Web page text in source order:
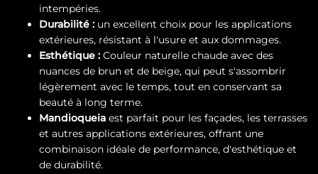
intempéries.
Durabilité : un excellent choix pour les applications
extérieures, résistant à l'usure et aux dommages.
Esthétique : Couleur naturelle chaude avec des
nuances de brun et de beige, qui peut s'assombrir
légèrement avec le temps, tout en conservant sa
beauté à long terme.
Mandioqueia est parfait pour les façades, les terrasses
et autres applications extérieures, offrant une
combinaison idéale de performance, d'esthétique et
de durabilité.